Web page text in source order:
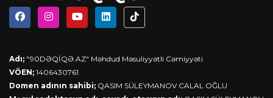
Adı; "90DƏQİQƏ.AZ" Məhdud Məsuliyyətli Cəmiyyəti
VÖEN; 1406430761
Domen adının sahibi; QASIM SÜLEYMANOV CALAL OĞLU